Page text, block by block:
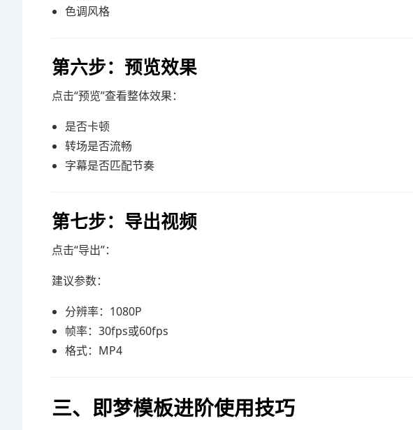
色调风格
第六步：预览效果
点击“预览”查看整体效果：
是否卡顿
转场是否流畅
字幕是否匹配节奏
第七步：导出视频
点击“导出”：
建议参数：
分辨率：1080P
帧率：30fps或60fps
格式：MP4
三、即梦模板进阶使用技巧